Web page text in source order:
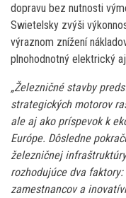
dopravu bez nutnosti
Swietelsky zvýši
výraznom znížení
plnohodnotný elektrický
„Železničné stavby
strategických motorov
ale aj ako príspevok k
Európe. Dôsledne
železničnej
rozhodujúce dva
zamestnancov a